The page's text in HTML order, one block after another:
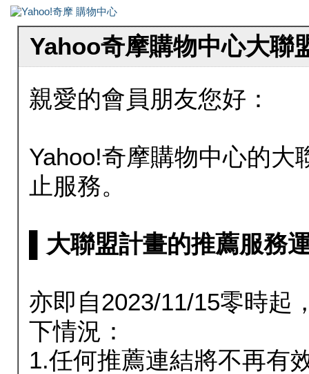
Yahoo奇摩購物中心大聯
親愛的會員朋友您好：
Yahoo!奇摩購物中心的大
止服務。
▌大聯盟計畫的推薦服務
亦即自2023/11/15零時起
下情況：
1.任何推薦連結將不再有